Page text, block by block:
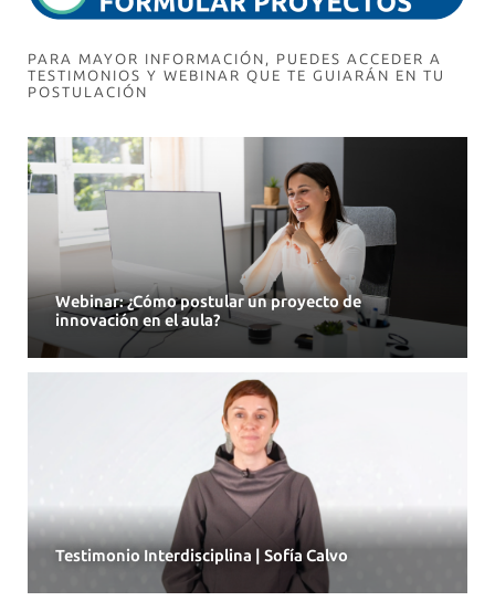
PARA MAYOR INFORMACIÓN, PUEDES ACCEDER A
TESTIMONIOS Y WEBINAR QUE TE GUIARÁN EN TU
POSTULACIÓN
Webinar: ¿Cómo postular un proyecto de
innovación en el aula?
Testimonio Interdisciplina | Sofía Calvo